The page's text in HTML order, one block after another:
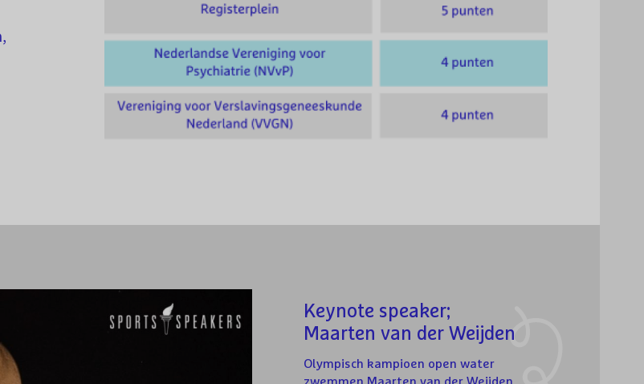
Keynote speaker;
Maarten van der Weijden
Olympisch kampioen open water